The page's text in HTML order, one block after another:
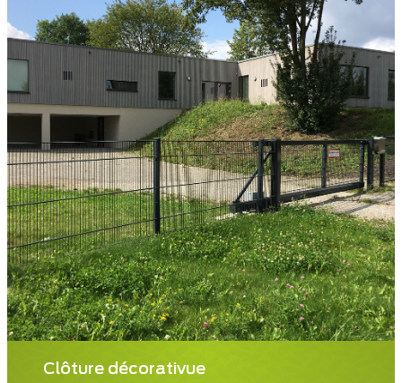
Clôture décorativue